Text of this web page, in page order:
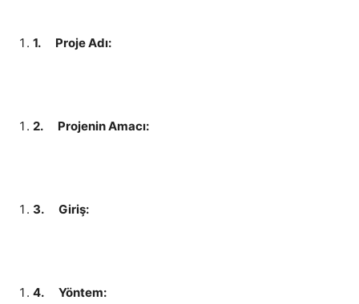
1. Proje Adı:
2. Projenin Amacı:
3. Giriş:
4. Yöntem: